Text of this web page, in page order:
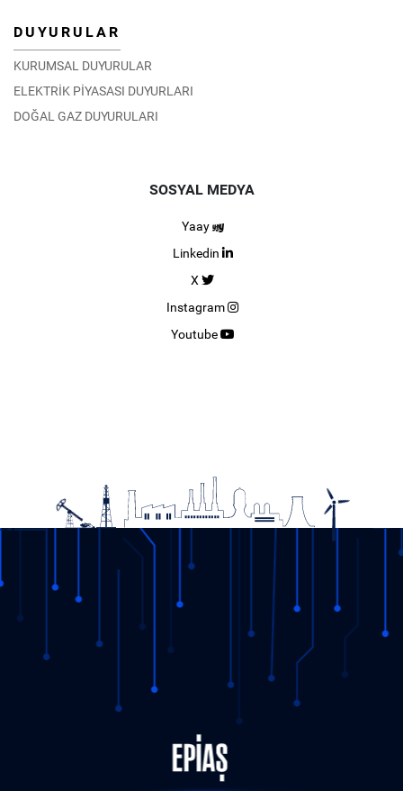
DUYURULAR
KURUMSAL DUYURULAR
ELEKTRİK PİYASASI DUYURLARI
DOĞAL GAZ DUYURULARI
SOSYAL MEDYA
Yaay
Linkedin
X
Instagram
Youtube